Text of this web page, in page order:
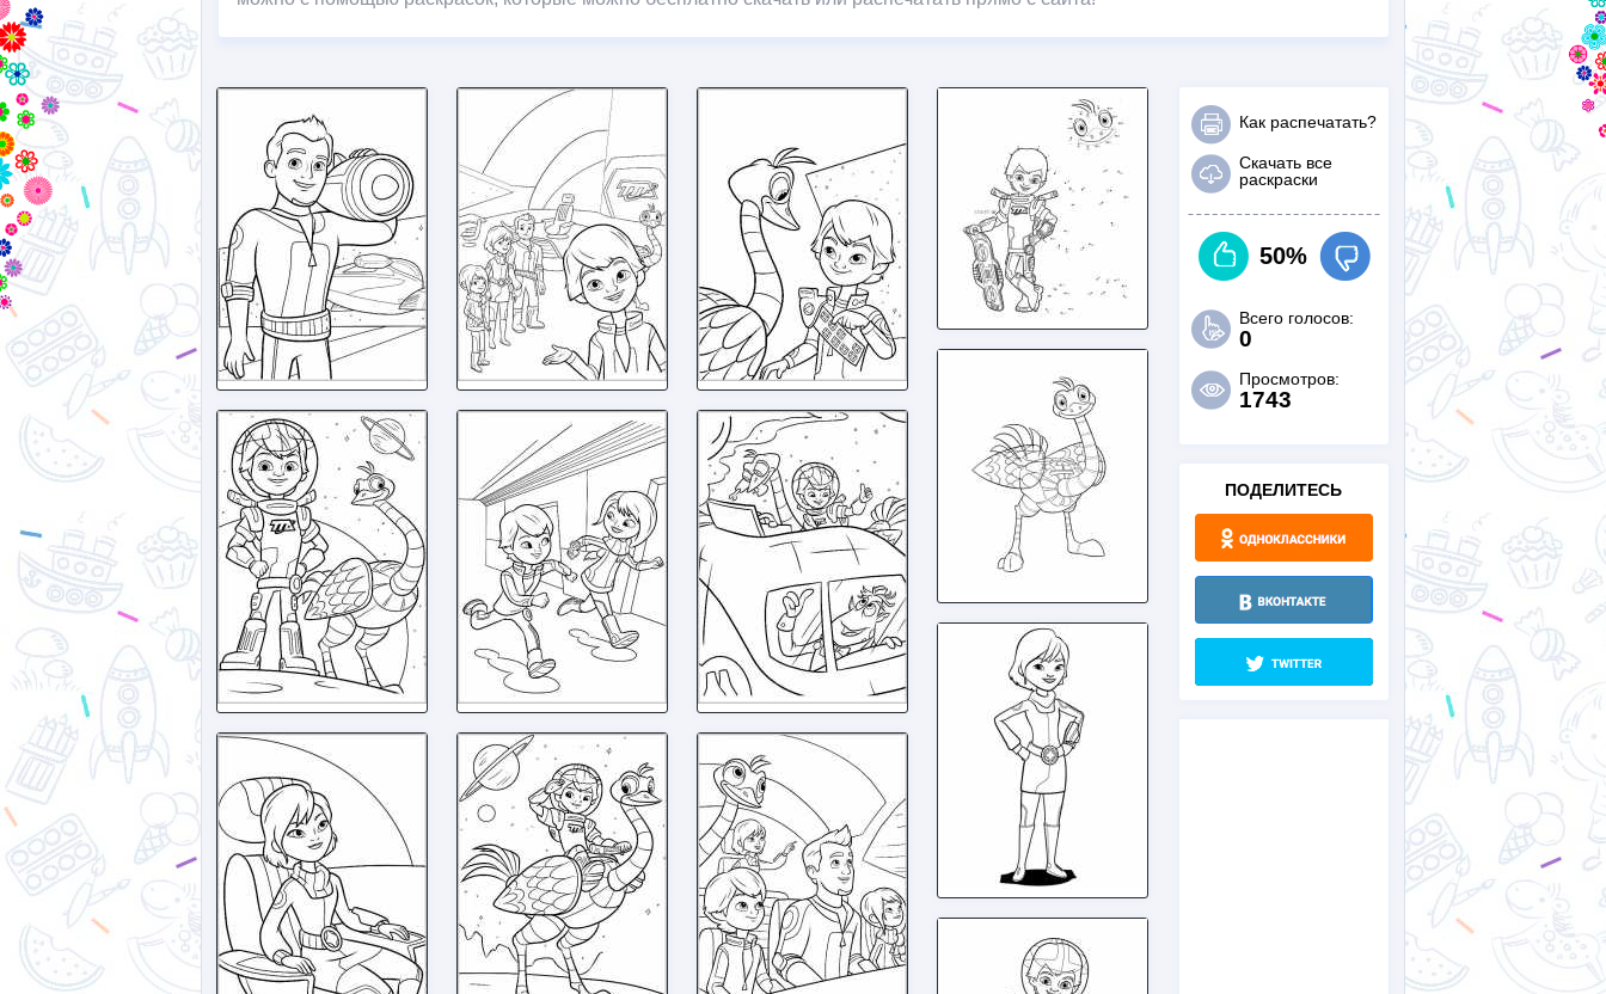
Как распечатать?
Скачать все
раскраски
50%
Всего голосов:
0
Просмотров:
1743
ПОДЕЛИТЕСЬ